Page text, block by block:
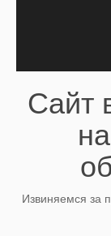
Сайт
Извиняемся за